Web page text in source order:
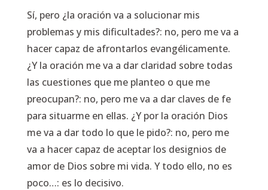
Sí, pero ¿la oración va a solucionar mis
problemas y mis dificultades?: no, pero me va a
hacer capaz de afrontarlos evangélicamente.
¿Y la oración me va a dar claridad sobre todas
las cuestiones que me planteo o que me
preocupan?: no, pero me va a dar claves de fe
para situarme en ellas. ¿Y por la oración Dios
me va a dar todo lo que le pido?: no, pero me
va a hacer capaz de aceptar los designios de
amor de Dios sobre mi vida. Y todo ello, no es
poco…: es lo decisivo.